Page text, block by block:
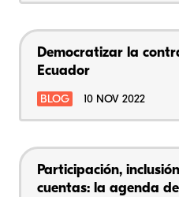
Democratizar la
Ecuador
BLOG 10 NOV 2022
Participación,
cuentas: la agenda